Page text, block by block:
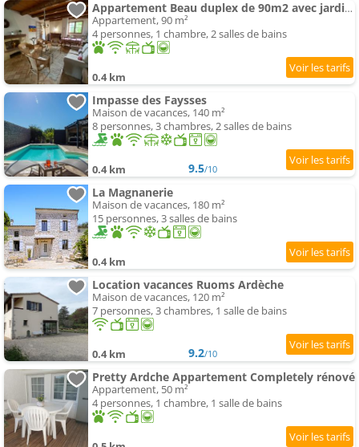
Appartement Beau duplex de 90m2 avec jardin clos de 2000m2
Appartement, 90 m²
4 personnes, 1 chambre, 2 salles de bains
0.4 km
Impasse des Faysses
Maison de vacances, 140 m²
8 personnes, 3 chambres, 2 salles de bains
0.4 km 9.5/10
La Magnanerie
Maison de vacances, 180 m²
15 personnes, 3 salles de bains
0.4 km
Location vacances Ruoms Ardèche
Maison de vacances, 120 m²
7 personnes, 3 chambres, 1 salle de bains
0.4 km 9.2/10
Pretty Ardche Appartement Completely rénové
Appartement, 50 m²
4 personnes, 1 chambre, 1 salle de bains